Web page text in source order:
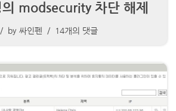
modsecurity 차단 해제
by 싸인펜 14개의 댓글